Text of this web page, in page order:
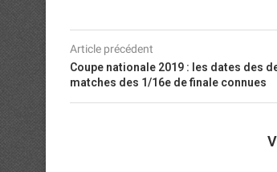
Article précédent
Coupe nationale 2019 : les dates des
matches des 1/16e de finale connues